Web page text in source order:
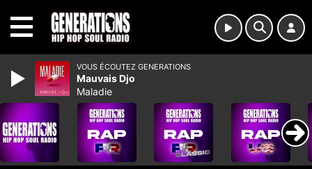
VOUS ÉCOUTEZ GENERATIONS
Mauvais Djo
Maladie